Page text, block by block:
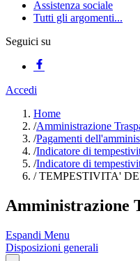
Assistenza sociale
Tutti gli argomenti...
Seguici su
Accedi
Home
/Amministrazione
/Pagamenti
/Indicatore di
/Indicatore di
/TEMPESTIVITA'
Amministrazione
Espandi Menu
Disposizioni generali